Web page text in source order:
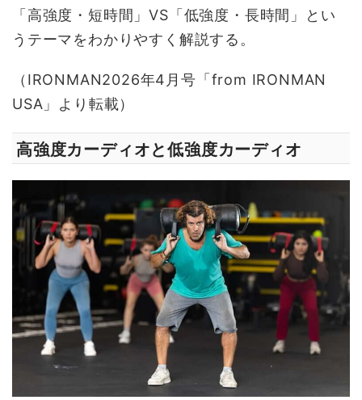
「高強度・短時間」VS「低強度・長時間」とい
うテーマをわかりやすく解説する。
（IRONMAN2026年4月号「from IRONMAN
USA」より転載）
高強度カーディオと低強度カーディオ